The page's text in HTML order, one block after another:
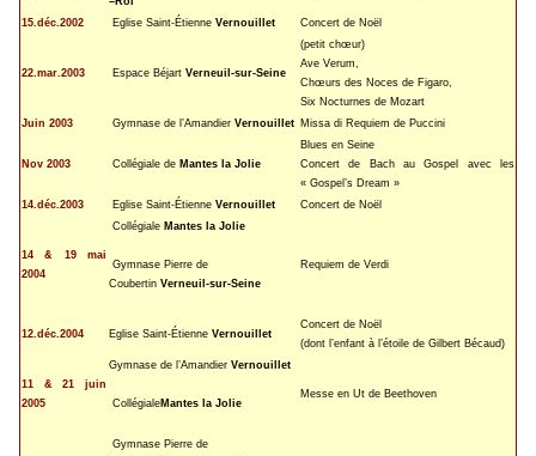
15.déc.2002 Eglise Saint-Étienne Vernouillet Concert de Noël
22.mar.2003 Espace Béjart Verneuil-sur-Seine
(petit chœur)
Ave Verum,
Chœurs des Noces de Figaro,
Six Nocturnes de Mozart
Juin 2003
Gymnase de l’Amandier Vernouillet Missa di Requiem de Puccini
Nov 2003 Collégiale de Mantes la Jolie
Blues en Seine
Concert de Bach au Gospel avec les
« Gospel’s Dream »
14.déc.2003
Eglise Saint-Étienne Vernouillet Concert de Noël
14 & 19 mai
2004
Collégiale Mantes la Jolie
Gymnase Pierre de
Coubertin Verneuil-sur-Seine
Requiem de Verdi
12.déc.2004 Eglise Saint-Étienne Vernouillet
Concert de Noël
(dont l’enfant à l’étoile de Gilbert Bécaud)
11 & 21 juin
2005
Gymnase de l’Amandier Vernouillet
CollégialeMantes la Jolie
Messe en Ut de Beethoven
Gymnase Pierre de